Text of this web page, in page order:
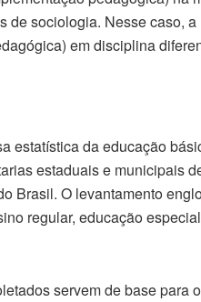
de sociologia. Nesse caso,
em disciplina
estatística da educação
estaduais e municipais
Brasil. O levantamento
regular, educação
servem de base para